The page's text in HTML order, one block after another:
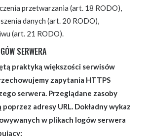
przetwarzania (art. 18 RODO),
danych (art. 20 RODO),
(art. 21 RODO).
SERWERA
praktyką większości serwisów
zapytania HTTPS
serwera. Przeglądane zasoby
adresy URL. Dokładny wykaz
w plikach logów serwera